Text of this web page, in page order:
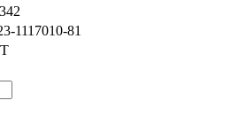
1117010-81